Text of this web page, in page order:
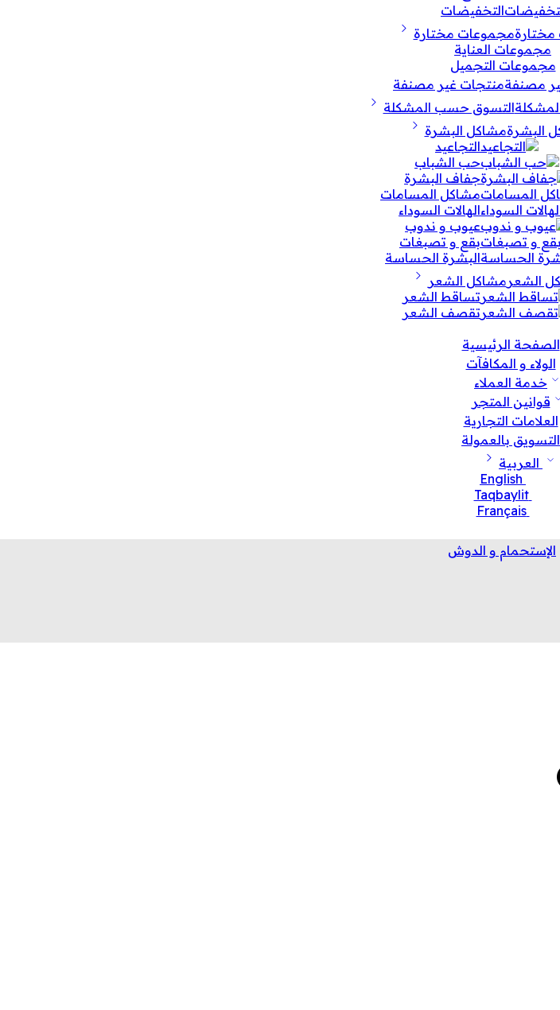
التخفيضات
مجموعات مختارة
مجموعات العناية
مجموعات التجميل
منتجات غير مصنفة
التسوق حسب المشكلة
مشاكل البشرة
التجاعيد
حب الشباب
جفاف البشرة
مشاكل المسامات
الهالات السوداء
عيوب و ندوب
بقع و تصبغات
البشرة الحساسة
مشاكل الشعر
تساقط الشعر
تقصف الشعر
الصفحة الرئيسية
الولاء و المكافآت
خدمة العملاء
قوانين المتجر
العلامات التجارية
التسويق بالعمولة
العربية
English
Taqbaylit
Français
الإستحمام و الدوش